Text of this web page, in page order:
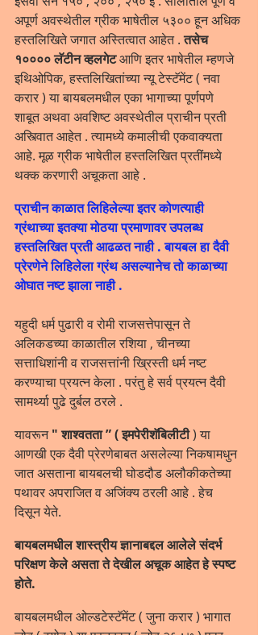
अपूर्ण अवस्थेतील ग्रीक भाषेतील ५३०० हून अधिक
हस्तलिखिते जगात अस्तित्वात आहेत . तसेच
१०००० लॅटीन व्हलगेट आणि इतर भाषेतील म्हणजे
इथिओपिक, हस्तलिखितांच्या न्यू टेस्टॅमेंट ( नवा
करार ) या बायबलमधील एका भागाच्या पूर्णपणे
शाबूत अथवा अवशिष्ट अवस्थेतील प्राचीन प्रती
अस्त्विात आहेत . त्यामध्ये कमालीची एकवाक्यता
आहे. मूळ ग्रीक भाषेतील हस्तलिखित प्रतींमध्ये
थक्क करणारी अचूकता आहे .
प्राचीन काळात लिहिलेल्या इतर कोणत्याही
ग्रंथाच्या इतक्या मोठया प्रमाणावर उपलब्ध
हस्तलिखित प्रती आढळत नाही . बायबल हा दैवी
प्रेरणेने लिहिलेला ग्रंथ असल्यानेच तो काळाच्या
ओघात नष्ट झाला नाही .
यहुदी धर्म पुढारी व रोमी राजसत्तेपासून ते
अलिकडच्या काळातील रशिया , चीनच्या
सत्ताधिशांनी व राजसत्तांनी ख्रिस्ती धर्म नष्ट
करण्याचा प्रयत्न केला . परंतु हे सर्व प्रयत्न दैवी
सामर्थ्या पुढे दुर्बल ठरले .
यावरून " शाश्वतता ” ( इमपेरीशॅबिलीटी ) या
आणखी एक दैवी प्रेरणेबाबत असलेल्या निकषामधुन
जात असताना बायबलची घोडदौड अलौकीकतेच्या
पथावर अपराजित व अजिंक्य ठरली आहे . हेच
दिसून येते.
बायबलमधील शास्त्रीय ज्ञानाबद्दल आलेले संदर्भ
परिक्षण केले असता ते देखील अचूक आहेत हे स्पष्ट
होते.
बायबलमधील ओल्डटेस्टॅमेंट ( जुना करार ) भागात